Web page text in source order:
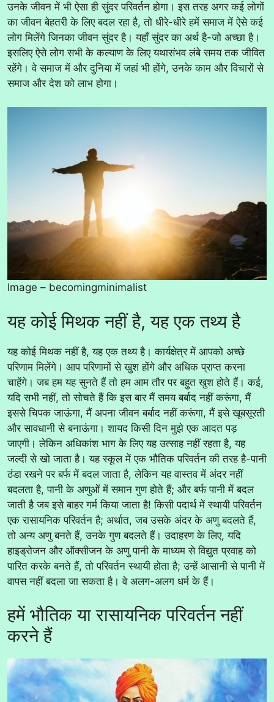
उनके जीवन में भी ऐसा ही सुंदर परिवर्तन होगा। इस तरह अगर कई लोगों
का जीवन बेहतरी के लिए बदल रहा है, तो धीरे-धीरे हमें समाज में ऐसे कई
लोग मिलेंगे जिनका जीवन सुंदर है। यहाँ सुंदर का अर्थ है-जो अच्छा है।
इसलिए ऐसे लोग सभी के कल्याण के लिए यथासंभव लंबे समय तक जीवित
रहेंगे। वे समाज में और दुनिया में जहां भी होंगे, उनके काम और विचारों से
समाज और देश को लाभ होगा।
Image – becomingminimalist
यह कोई मिथक नहीं है, यह एक तथ्य है
यह कोई मिथक नहीं है, यह एक तथ्य है। कार्यक्षेत्र में आपको अच्छे
परिणाम मिलेंगे। आप परिणामों से खुश होंगे और अधिक प्राप्त करना
चाहेंगे। जब हम यह सुनते हैं तो हम आम तौर पर बहुत खुश होते हैं। कई,
यदि सभी नहीं, तो सोचते हैं कि इस बार मैं समय बर्बाद नहीं करूंगा, मैं
इससे चिपक जाऊंगा, मैं अपना जीवन बर्बाद नहीं करूंगा, मैं इसे खूबसूरती
और सावधानी से बनाऊंगा। शायद किसी दिन मुझे एक आदत पड़
जाएगी। लेकिन अधिकांश भाग के लिए यह उत्साह नहीं रहता है, यह
जल्दी से खो जाता है। यह स्कूल में एक भौतिक परिवर्तन की तरह है-पानी
ठंडा रखने पर बर्फ में बदल जाता है, लेकिन यह वास्तव में अंदर नहीं
बदलता है, पानी के अणुओं में समान गुण होते हैं; और बर्फ पानी में बदल
जाती है जब इसे बाहर गर्म किया जाता है! किसी पदार्थ में स्थायी परिवर्तन
एक रासायनिक परिवर्तन है; अर्थात, जब उसके अंदर के अणु बदलते हैं,
तो अन्य अणु बनते हैं, उनके गुण बदलते हैं। उदाहरण के लिए, यदि
हाइड्रोजन और ऑक्सीजन के अणु पानी के माध्यम से विद्युत प्रवाह को
पारित करके बनते हैं, तो परिवर्तन स्थायी होता है; उन्हें आसानी से पानी में
वापस नहीं बदला जा सकता है। वे अलग-अलग धर्म के हैं।
हमें भौतिक या रासायनिक परिवर्तन नहीं
करने हैं